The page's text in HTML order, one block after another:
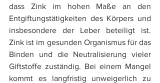
dass Zink im hohen Maße an den
Entgiftungstätigkeiten des Körpers und
insbesondere der Leber beteiligt ist.
Zink ist im gesunden Organismus für das
Binden und die Neutralisierung vieler
Giftstoffe zuständig. Bei einem Mangel
kommt es langfristig unweigerlich zu